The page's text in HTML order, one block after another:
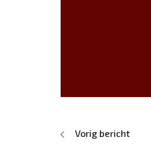
Vorig bericht